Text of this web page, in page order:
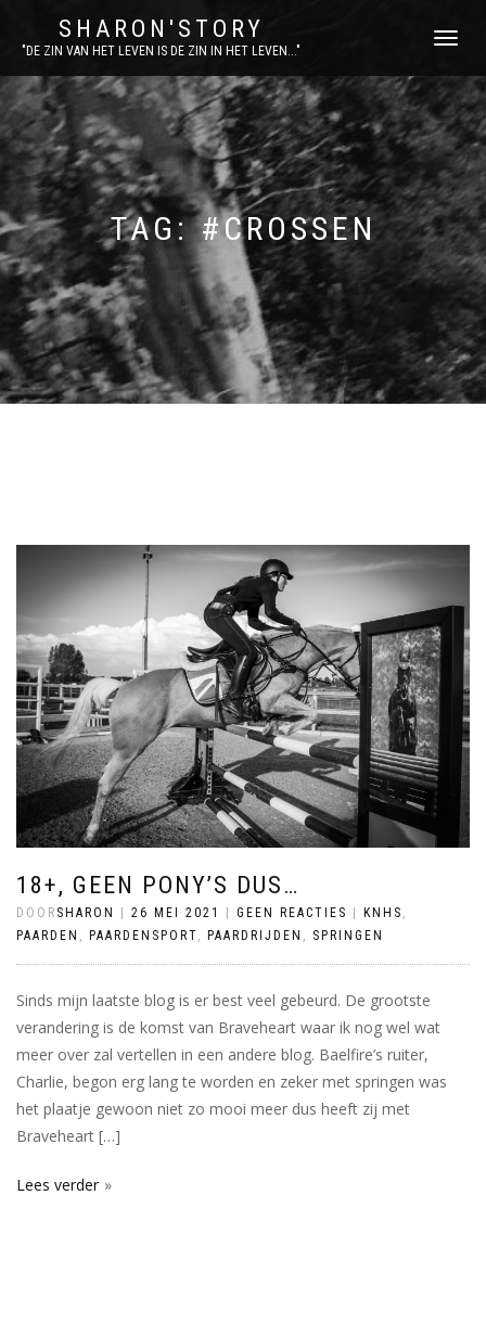
SHARON'STORY
"DE ZIN VAN HET LEVEN IS DE ZIN IN HET LEVEN..."
SCHAKEL
MENU
TAG:#CROSSEN
18+, GEEN PONY’S DUS…
DOOR SHARON | 26 MEI 2021 | GEEN REACTIES | KNHS
PAARDEN
PAARDENSPORT PAARDRIJDEN SPRINGEN
Sinds mijn laatste blog is er best veel gebeurd. De grootste
verandering is de komst van Braveheart waar ik nog wel wat
meer over zal vertellen in een andere blog. Baelfire’s ruiter,
Charlie, begon erg lang te worden en zeker met springen was
het plaatje gewoon niet zo mooi meer dus heeft zij met
Braveheart […]
Lees verder